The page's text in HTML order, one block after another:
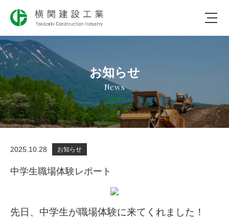
会社のコト
仕事のコト
社会のコト
採用について
お知らせ
News
2025.10.28 お知らせ
中学生職場体験レポート
先日、中学生が職場体験に来てくれました！